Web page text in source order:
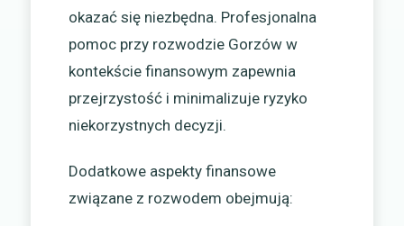
okazać się niezbędna. Profesjonalna
pomoc przy rozwodzie Gorzów w
kontekście finansowym zapewnia
przejrzystość i minimalizuje ryzyko
niekorzystnych decyzji.
Dodatkowe aspekty finansowe
związane z rozwodem obejmują: